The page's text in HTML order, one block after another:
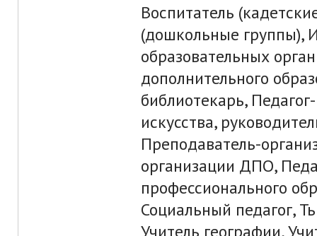
Воспитатель
(дошкольные группы),
образовательных
дополнительного
библиотекарь,
искусства,
Преподаватель-
организации ДПО,
профессионального
Социальный педагог,
Учитель географии,